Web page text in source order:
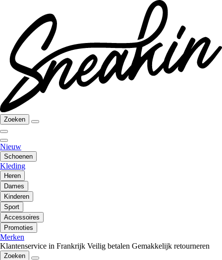
Zoeken
Nieuw
Schoenen
Kleding
Heren
Dames
Kinderen
Sport
Accessoires
Promoties
Merken
Klantenservice in Frankrijk Veilig betalen Gemakkelijk retourneren
Zoeken